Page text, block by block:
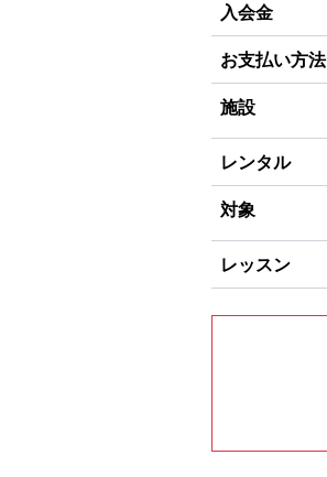
入会金
お支払い方法
施設
レンタル
対象
レッスン